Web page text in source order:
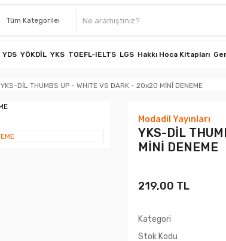
YDS YÖKDİL YKS TOEFL-IELTS LGS Hakkı Hoca Kitapları
YKS-DİL THUMBS UP - WHITE VS DARK - 20x20 MİNİ DENEME
Modadil Yayınları
YKS-DİL
MİNİ DENEME
219,00 TL
Kategori
Stok Kodu